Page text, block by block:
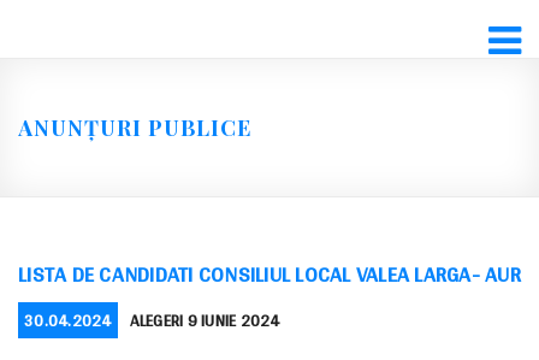
ANUNȚURI PUBLICE
LISTA DE CANDIDATI CONSILIUL LOCAL VALEA LARGA- AUR
POSTED
ON
30.04.2024 CATEGORIES
ALEGERI 9 IUNIE 2024